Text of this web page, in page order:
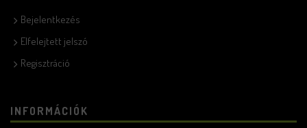
Bejelentkezés
Elfelejtett jelszó
Regisztráció
INFORMÁCIÓK